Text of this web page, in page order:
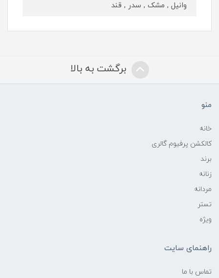
وانیل , مشک , سدر , قند
برگشت به بالا
منو
خانه
کالکشن پرفیوم گالری
برند
زنانه
مردانه
تستر
ویژه
راهنمای سایت
تماس با ما